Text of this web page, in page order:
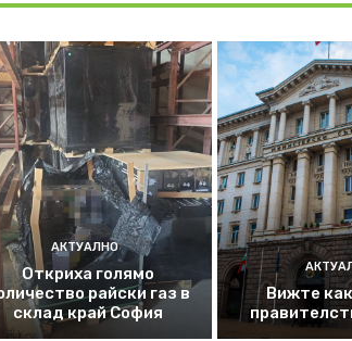
АКТУАЛНО
Откриха голямо
райски газ в
склад край София
Вижте